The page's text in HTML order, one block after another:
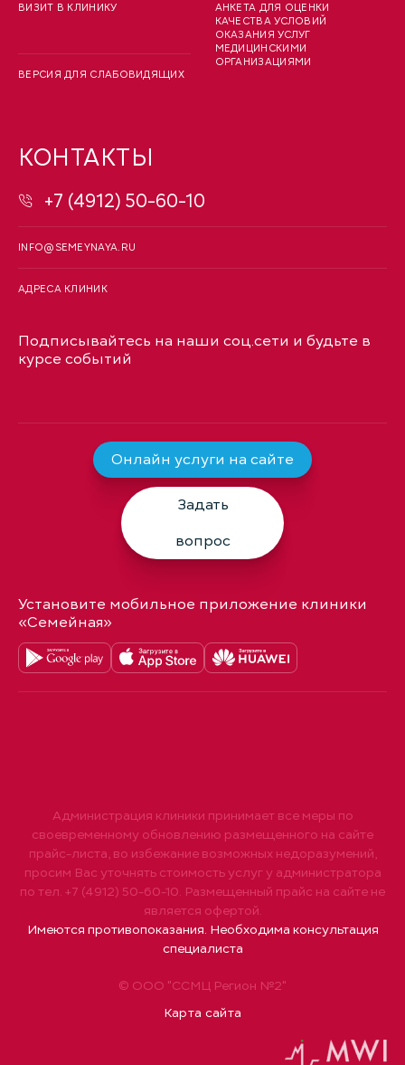
ВИЗИТ В КЛИНИКУ
ВЕРСИЯ ДЛЯ СЛАБОВИДЯЩИХ
АНКЕТА ДЛЯ ОЦЕНКИ
КАЧЕСТВА УСЛОВИЙ
ОКАЗАНИЯ УСЛУГ
МЕДИЦИНСКИМИ
ОРГАНИЗАЦИЯМИ
КОНТАКТЫ
+7 (4912) 50-60-10
INFO@SEMEYNAYA.RU
АДРЕСА КЛИНИК
Подписывайтесь на наши соц.сети и будьте в
курсе событий
Онлайн услуги на сайте
Задать
вопрос
Установите мобильное приложение клиники
«Семейная»
© ООО "ССМЦ Регион №2"
Карта сайта
Администрация клиники принимает все меры по
своевременному обновлению размещенного на сайте
прайс-листа, во избежание возможных недоразумений,
просим Вас уточнять стоимость услуг у администратора
по тел. +7 (4912) 50-60-10. Размещенный прайс на сайте не
является офертой.
Имеются противопоказания. Необходима консультация
специалиста